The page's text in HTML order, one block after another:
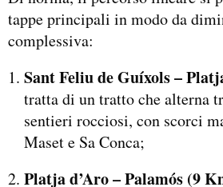
tappe principali in modo da
complessiva:
Sant Feliu de Guíxols –
tratta di un tratto che alterna
sentieri rocciosi, con scorci
Maset e Sa Conca;
Platja d’Aro – Palamós (9